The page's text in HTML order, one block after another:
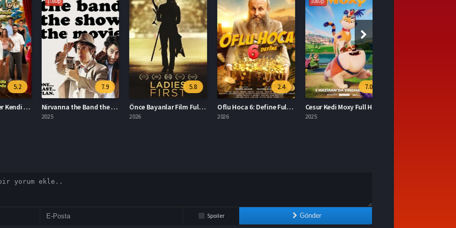
5.2
Kıyma: Hain Eşer Kendi Düşer Full HD İzle
7.9
Nirvanna the Band the Show the Movie Türkçe Dublaj İzle
2025
5.8
Önce Bayanlar Film Full HD İzle
2026
2.4
Oflu Hoca 6: Define Full İzle
2026
7.0
Cesur Kedi Moxy Full HD İzle
2025
Spoiler Gönder